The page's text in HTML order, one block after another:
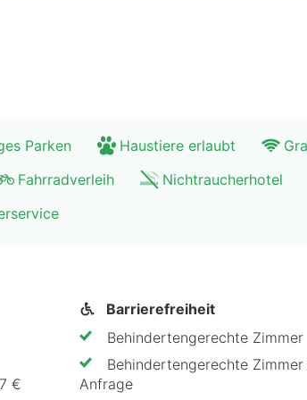
Parken Haustiere erlaubt
Fahrradverleih
Nichtraucherhotel
Barrierefreiheit
Behindertengerechte Zimmer
Anfrage